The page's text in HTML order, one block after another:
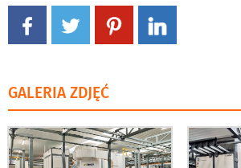
GALERIA ZDJĘĆ